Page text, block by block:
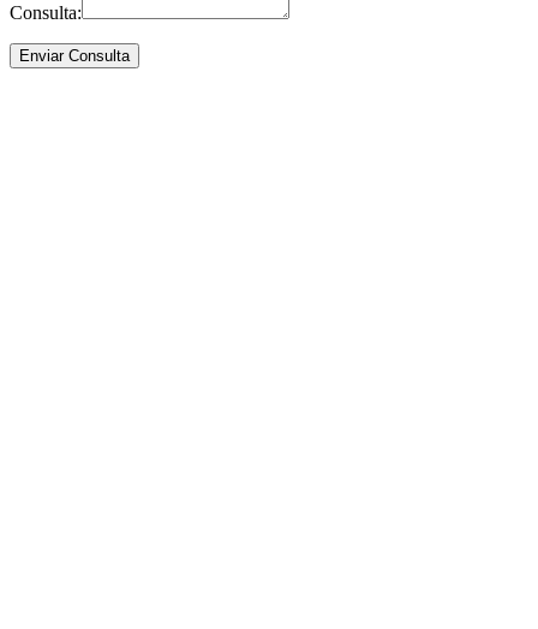
Consulta: